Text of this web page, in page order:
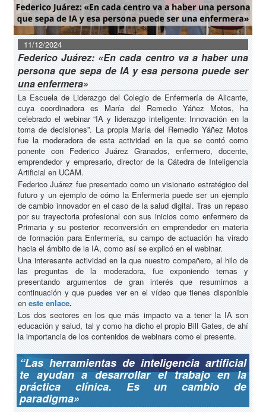
11/12/2024
Federico Juárez: «En cada centro va a haber una
persona que sepa de IA y esa persona puede ser
una enfermera»
La Escuela de Liderazgo del Colegio de Enfermería de Alicante,
cuya coordinadora es María del Remedio Yáñez Motos, ha
celebrado el webinar “IA y liderazgo inteligente: Innovación en la
toma de decisiones”. La propia María del Remedio Yáñez Motos
fue la moderadora de esta actividad en la que se contó como
ponente con Federico Juárez Granados, enfermero, docente,
emprendedor y empresario, director de la Cátedra de Inteligencia
Artificial en UCAM.
Federico Juárez fue presentado como un visionario estratégico del
futuro y un ejemplo de cómo la Enfermeria puede ser un ejemplo
de cambio innovador en el caso de la salud digital. Tras un repaso
por su trayectoria profesional con sus inicios como enfermero de
Primaria y su posterior reconversión en emprendedor en materia
de formación para Enfermería, su campo de actuación ha virado
hacia el ámbito de la IA, como así se explicó en el webinar.
Una interesante actividad en la que nuestro compañero, al hilo de
las preguntas de la moderadora, fue exponiendo temas y
presentando argumentos de gran interés que resumimos a
continuación y que puedes ver en el vídeo que tienes disponible
en este enlace.
Los dos sectores en los que más impacto va a tener la IA son
educación y salud, tal y como ha dicho el propio Bill Gates, de ahí
la importancia de los contenidos de webinars como el presente.
“Las herramientas de inteligencia artificial
te ayudan a desarrollar el trabajo en la
práctica clínica. Es un cambio de
paradigma»